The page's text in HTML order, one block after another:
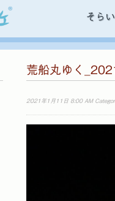
そら
荒船丸ゆく
2021年1月11日 8:00 AM